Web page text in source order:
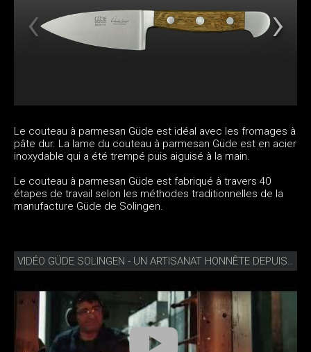
Le couteau à parmesan Güde est idéal avec les fromages à
pâte dur. La lame du couteau à parmesan Güde est en acier
inoxydable qui a été trempé puis aiguisé à la main.
Le couteau à parmesan Güde est fabriqué à travers 40
étapes de travail selon les méthodes traditionnelles de la
manufacture Güde de Solingen.